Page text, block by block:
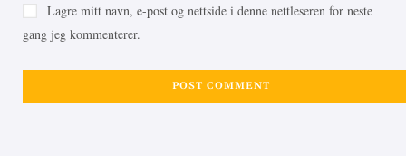
Lagre mitt navn, e-post og nettside i denne nettleseren for neste
gang jeg kommenterer.